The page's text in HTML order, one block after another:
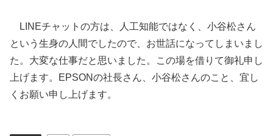
LINEチャットの方は、人工知能ではなく、小谷松さん
という生身の人間でしたので、お世話になってしまいまし
た。大変な仕事だと思いました。この場を借りて御礼申し
上げます。EPSONの社長さん、小谷松さんのこと、宜し
くお願い申し上げます。